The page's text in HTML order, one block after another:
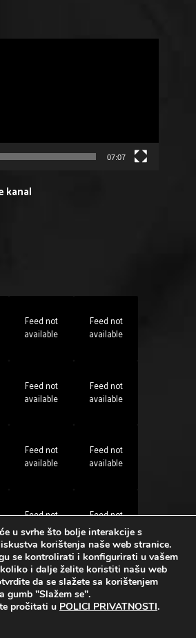
07:07
kanal
Feed not
available
Feed not
available
Feed not
available
Feed not
available
Feed not
available
Feed not
available
Feed not
available
Feed not
available
profil
u svrhe što bolje interakcije s
korištenja naše web stranice.
se kontrolirati i konfigurirati u vašem
i dalje želite koristiti našu web
da se slažete sa korištenjem
gumb "Slažem se".
pročitati u POLICI PRIVATNOSTI.